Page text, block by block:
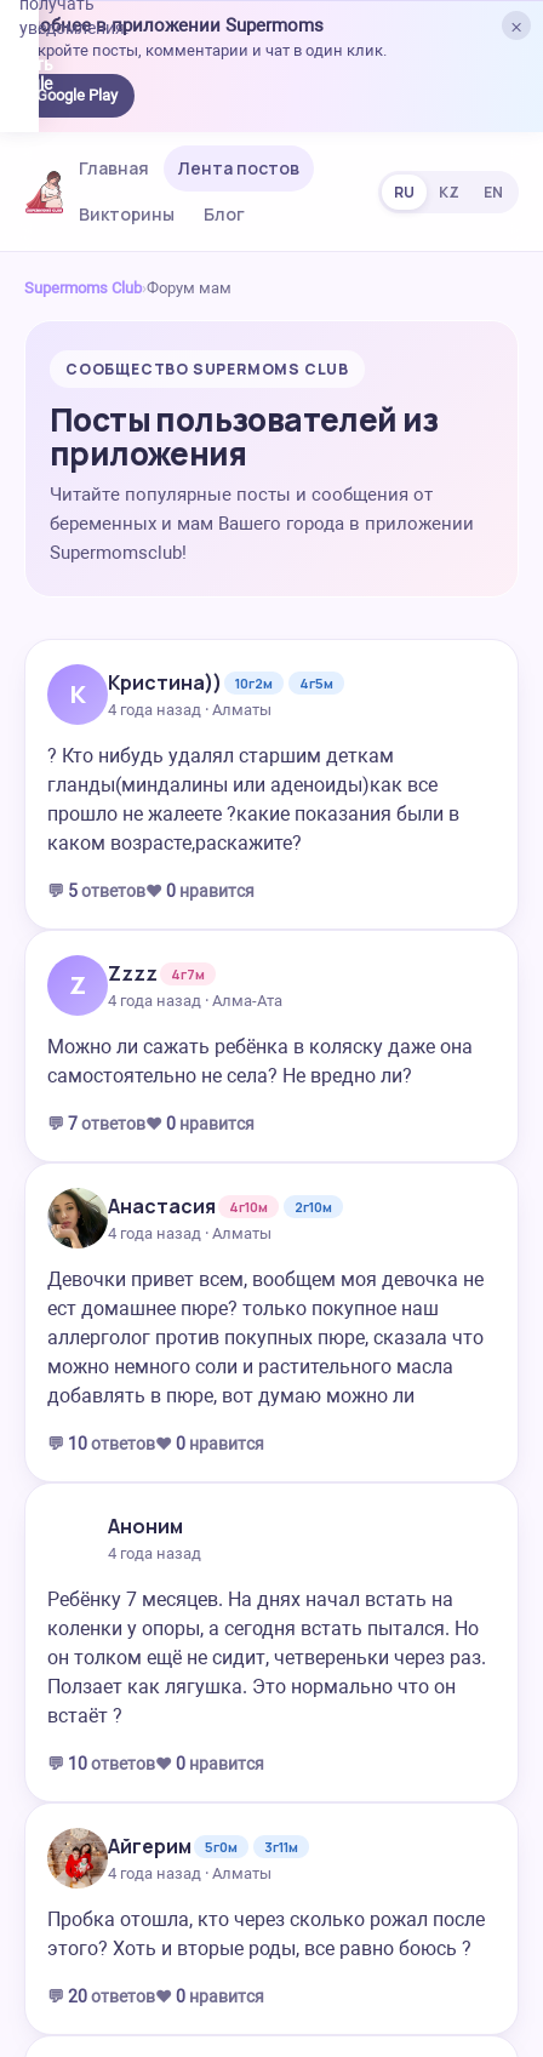
×
Удобнее в приложении Supermoms
Откройте посты, комментарии и чат в один клик.
Google Play
уведомления.
Главная
Лента постов
Викторины
Блог
RU KZ EN
Supermoms Club›Форум мам
СООБЩЕСТВО SUPERMOMS CLUB
Посты пользователей из
приложения
Читайте популярные посты и сообщения от
беременных и мам Вашего города в приложении
Supermomsclub!
К Кристина)) 10г2м
4г5м
4 года назад · Алматы
? Кто нибудь удалял старшим деткам
гланды(миндалины или аденоиды)как все
прошло не жалеете ?какие показания были в
каком возрасте,раскажите?
💬 5ответов❤️ 0 нравится
Z Zzzz
4г7м
4 года назад · Алма-Ата
Можно ли сажать ребёнка в коляску даже она
самостоятельно не села? Не вредно ли?
💬 7ответов❤️ 0 нравится
Анастасия 4г10м
2г10м
4 года назад · Алматы
Девочки привет всем, вообщем моя девочка не
ест домашнее пюре? только покупное наш
аллерголог против покупных пюре, сказала что
можно немного соли и растительного масла
добавлять в пюре, вот думаю можно ли
💬 10ответов❤️ 0 нравится
Аноним
4 года назад
Ребёнку 7 месяцев. На днях начал встать на
коленки у опоры, а сегодня встать пытался. Но
он толком ещё не сидит, четвереньки через раз.
Ползает как лягушка. Это нормально что он
встаёт ?
💬 10ответов❤️ 0 нравится
Айгерим 5г0м
3г11м
4 года назад · Алматы
Пробка отошла, кто через сколько рожал после
этого? Хоть и вторые роды, все равно боюсь ?
💬 20ответов❤️ 0 нравится